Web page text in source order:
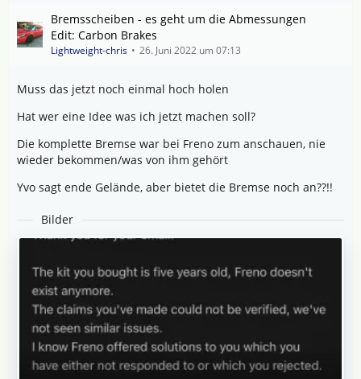
Bremsscheiben - es geht um die Abmessungen
Edit: Carbon Brakes
Lightweight-chris 26. Juni 2022 um 07:13
Muss das jetzt noch einmal hoch holen
Hat wer eine Idee was ich jetzt machen soll?
Die komplette Bremse war bei Freno zum anschauen, nie
wieder bekommen/was von ihm gehört
Yvo sagt ende Gelände, aber bietet die Bremse noch an??!!
Bilder